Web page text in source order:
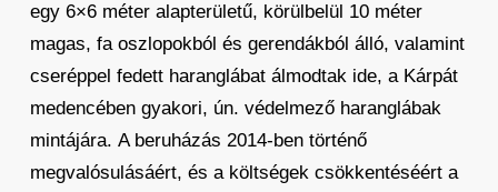
egy 6×6 méter alapterületű, körülbelül 10 méter
magas, fa oszlopokból és gerendákból álló, valamint
cseréppel fedett haranglábat álmodtak ide, a Kárpát
medencében gyakori, ún. védelmező haranglábak
mintájára. A beruházás 2014-ben történő
megvalósulásáért, és a költségek csökkentéséért a